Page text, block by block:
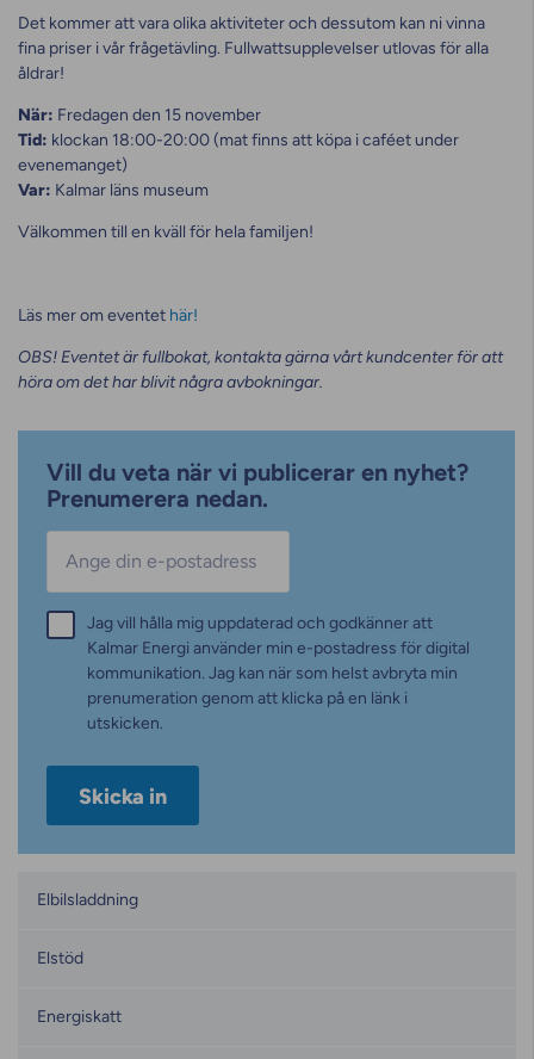
Det kommer att vara olika aktiviteter och dessutom kan ni vinna
fina priser i vår frågetävling. Fullwattsupplevelser utlovas för alla
åldrar!
När: Fredagen den 15 november
Tid: klockan 18:00-20:00 (mat finns att köpa i caféet under
evenemanget)
Var: Kalmar läns museum
Välkommen till en kväll för hela familjen!
Läs mer om eventet här!
OBS! Eventet är fullbokat, kontakta gärna vårt kundcenter för att
höra om det har blivit några avbokningar.
Vill du veta när vi publicerar en nyhet?
Prenumerera nedan.
Samtycke*
Jag vill hålla mig uppdaterad och godkänner att
Kalmar Energi använder min e-postadress för digital
kommunikation. Jag kan när som helst avbryta min
prenumeration genom att klicka på en länk i
utskicken.
Elbilsladdning
Elstöd
Energiskatt